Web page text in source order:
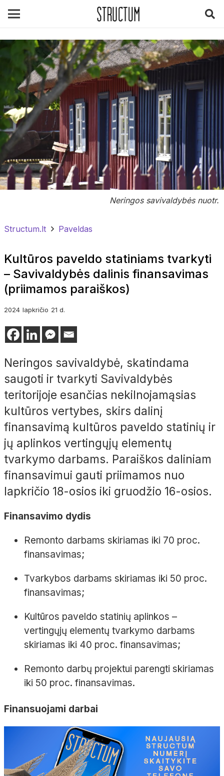
Neringos savivaldybės nuotr.
Structum.lt Paveldas
Kultūros paveldo statiniams tvarkyti
– Savivaldybės dalinis finansavimas
(priimamos paraiškos)
2024 lapkričio 21 d.
Neringos savivaldybė, skatindama
saugoti ir tvarkyti Savivaldybės
teritorijoje esančias nekilnojamąsias
kultūros vertybes, skirs dalinį
finansavimą kultūros paveldo statinių ir
jų aplinkos vertingųjų elementų
tvarkymo darbams. Paraiškos daliniam
finansavimui gauti priimamos nuo
lapkričio 18-osios iki gruodžio 16-osios.
Finansavimo dydis
Remonto darbams skiriamas iki 70 proc.
finansavimas;
Tvarkybos darbams skiriamas iki 50 proc.
finansavimas;
Kultūros paveldo statinių aplinkos –
vertingųjų elementų tvarkymo darbams
skiriamas iki 40 proc. finansavimas;
Remonto darbų projektui parengti skiriamas
iki 50 proc. finansavimas.
Finansuojami darbai